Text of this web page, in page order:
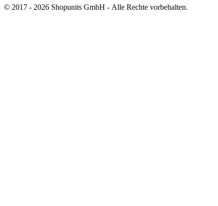
© 2017 - 2026 Shopunits GmbH - Alle Rechte vorbehalten.